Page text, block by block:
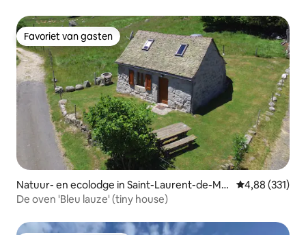
Favoriet van gasten
Favoriet van gasten
Natuur- en ecolodge in Saint-Laurent-de-Mu
ret
Gemiddelde
4,88 (331)
De oven 'Bleu lauze' (tiny house)